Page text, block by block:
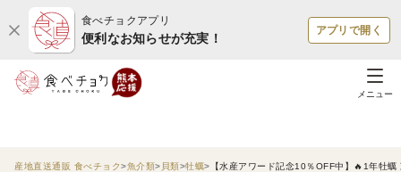
食べチョクアプリ
便利なお知らせが充実！
アプリで開く
メニュー
産地直送通販 食べチョク 魚介類 貝類 牡蠣 【水産アワード記念10％OFF中】🔥1年牡